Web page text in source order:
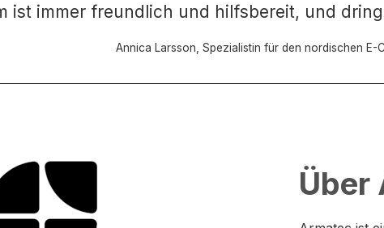
ist immer freundlich und hilfsbereit, und
Annica Larsson, Spezialistin für den nordischen E-
Über